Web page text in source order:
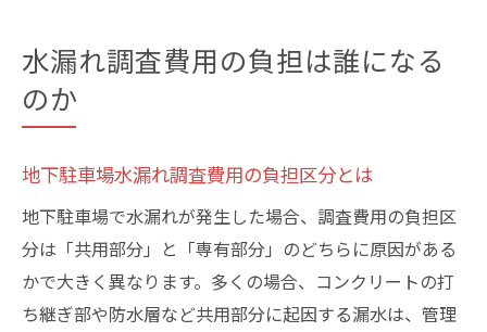
水漏れ調査費用の負担は誰になる
のか
地下駐車場水漏れ調査費用の負担区分とは
地下駐車場で水漏れが発生した場合、調査費用の負担区
分は「共用部分」と「専有部分」のどちらに原因がある
かで大きく異なります。多くの場合、コンクリートの打
ち継ぎ部や防水層など共用部分に起因する漏水は、管理